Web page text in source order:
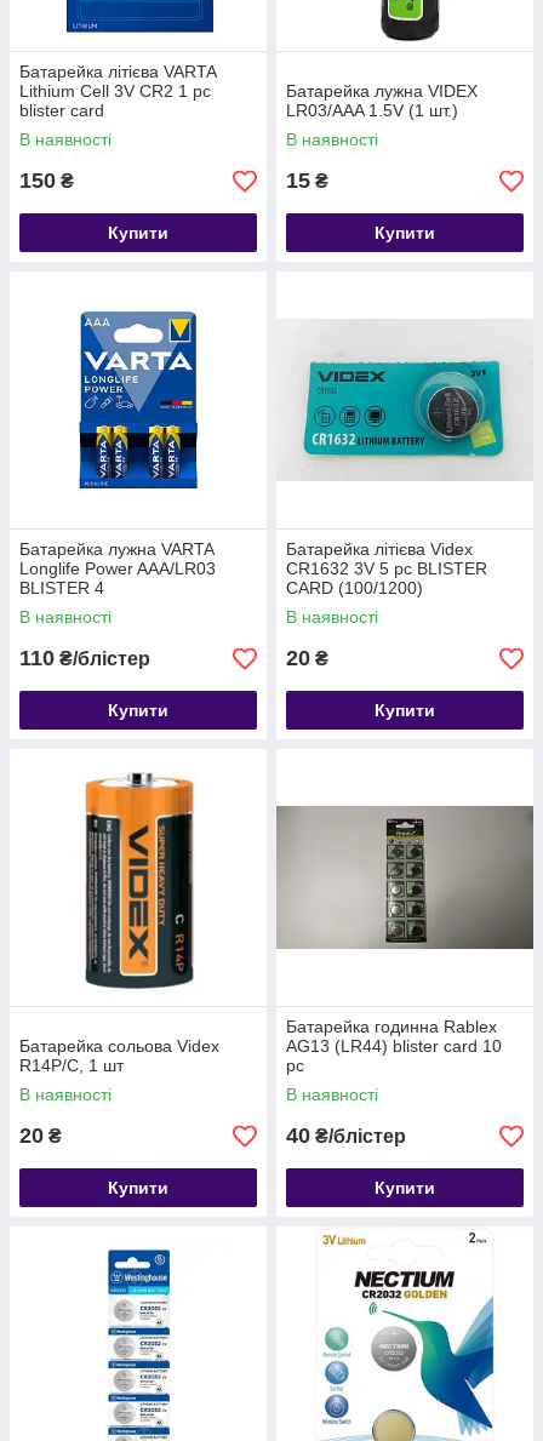
Батарейка літієва VARTA
Lithium Cell 3V CR2 1 pc
blister card
В наявності
150 ₴
Купити
Батарейка лужна VIDEX
LR03/AAA 1.5V (1 шт.)
В наявності
15 ₴
Купити
Батарейка лужна VARTA
Longlife Power AAA/LR03
BLISTER 4
В наявності
110 ₴/блістер
Купити
Батарейка літієва Videx
CR1632 3V 5 pc BLISTER
CARD (100/1200)
В наявності
20 ₴
Купити
Батарейка сольова Videx
R14P/C, 1 шт
В наявності
20 ₴
Купити
Батарейка годинна Rablex
AG13 (LR44) blister card 10
pc
В наявності
40 ₴/блістер
Купити